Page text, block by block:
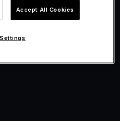
Accept All Cookies